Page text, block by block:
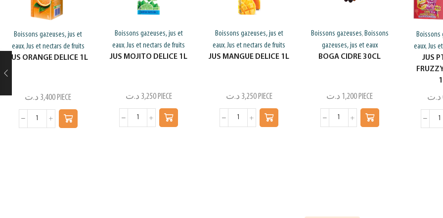
Boissons gazeuses, jus et
eaux,Jus et nectars de fruits
JUS ORANGE DELICE 1L
3,400 د.ت PIECE
Boissons gazeuses, jus et
eaux,Jus et nectars de fruits
JUS MOJITO DELICE 1L
3,250 د.ت PIECE
Boissons gazeuses, jus et
eaux,Jus et nectars de fruits
JUS MANGUE DELICE 1L
3,250 د.ت PIECE
Boissons gazeuses, Boissons
gazeuses, jus et eaux
BOGA CIDRE 30CL
1,200 د.ت PIECE
Boissons
eaux,Jus
JUS
د.ت